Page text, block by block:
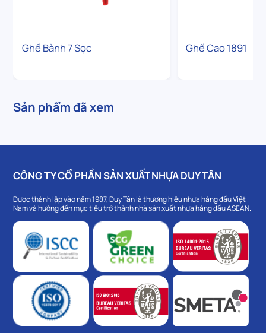
Ghế Bành 7 Sọc Ghế Cao 1891
Sản phẩm đã xem
CÔNG TY CỔ PHẦN SẢN XUẤT NHỰA DUY TÂN
Được thành lập vào năm 1987, Duy Tân là thương hiệu nhựa hàng đầu Việt
Nam và hướng đến mục tiêu trở thành nhà sản xuất nhựa hàng đầu ASEAN.